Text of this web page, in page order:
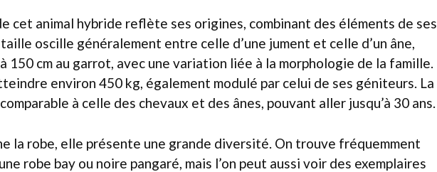
cet animal hybride reflète ses origines, combinant des éléments de ses
oscille généralement entre celle d’une jument et celle d’un âne,
150 cm au garrot, avec une variation liée à la morphologie de la famille.
environ 450 kg, également modulé par celui de ses géniteurs. La
à celle des chevaux et des ânes, pouvant aller jusqu’à 30 ans.
la robe, elle présente une grande diversité. On trouve fréquemment
robe bay ou noire pangaré, mais l’on peut aussi voir des exemplaires